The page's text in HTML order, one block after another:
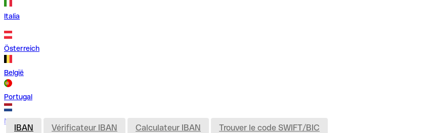
Italia
Österreich
België
Portugal
Nederland
IBAN Vérificateur IBAN Calculateur IBAN Trouver le code SWIFT/BIC